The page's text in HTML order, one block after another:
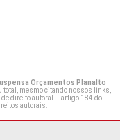
Orçamentos Planalto
total, mesmo citando nossos links,
direito autoral – artigo 184 do
autorais.